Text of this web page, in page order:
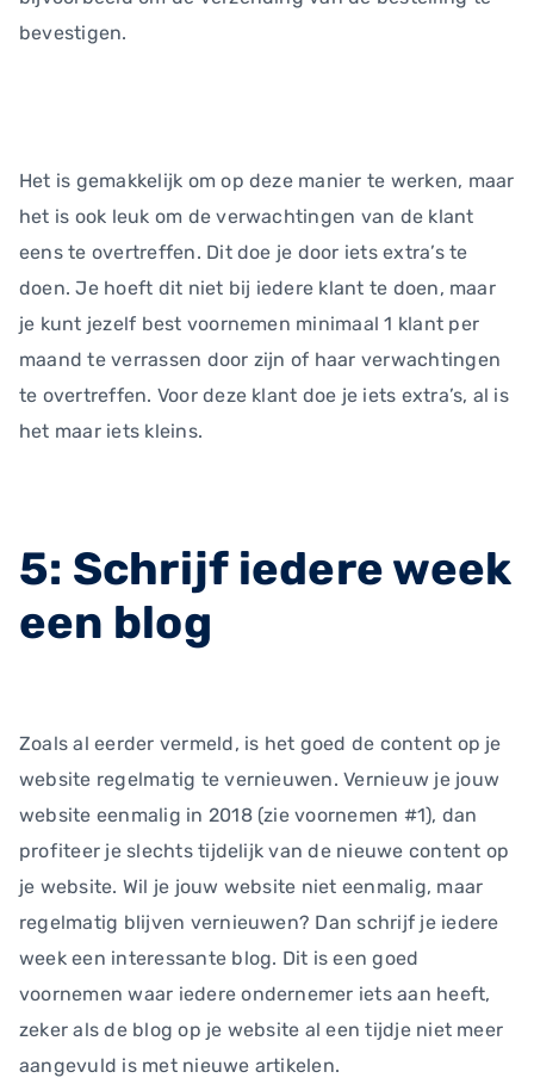
bevestigen.
Het is gemakkelijk om op deze manier te werken, maar
het is ook leuk om de verwachtingen van de klant
eens te overtreffen. Dit doe je door iets extra’s te
doen. Je hoeft dit niet bij iedere klant te doen, maar
je kunt jezelf best voornemen minimaal 1 klant per
maand te verrassen door zijn of haar verwachtingen
te overtreffen. Voor deze klant doe je iets extra’s, al is
het maar iets kleins.
5: Schrijf iedere week
een blog
Zoals al eerder vermeld, is het goed de content op je
website regelmatig te vernieuwen. Vernieuw je jouw
website eenmalig in 2018 (zie voornemen #1), dan
profiteer je slechts tijdelijk van de nieuwe content op
je website. Wil je jouw website niet eenmalig, maar
regelmatig blijven vernieuwen? Dan schrijf je iedere
week een interessante blog. Dit is een goed
voornemen waar iedere ondernemer iets aan heeft,
zeker als de blog op je website al een tijdje niet meer
aangevuld is met nieuwe artikelen.